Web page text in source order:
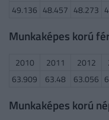
49.136 48.457 48.273
Munkaképes korú
2010 2011 2012
63.909
63.48 63.056
Munkaképes korú